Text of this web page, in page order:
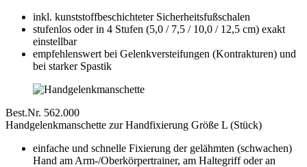
inkl. kunststoffbeschichteter Sicherheitsfußschalen
stufenlos oder in 4 Stufen (5,0 / 7,5 / 10,0 / 12,5 cm) exakt
einstellbar
empfehlenswert bei Gelenkversteifungen (Kontrakturen) und
bei starker Spastik
Best.Nr. 562.000
Handgelenkmanschette zur Handfixierung Größe L (Stück)
einfache und schnelle Fixierung der gelähmten (schwachen)
Hand am Arm-/Oberkörpertrainer, am Haltegriff oder an